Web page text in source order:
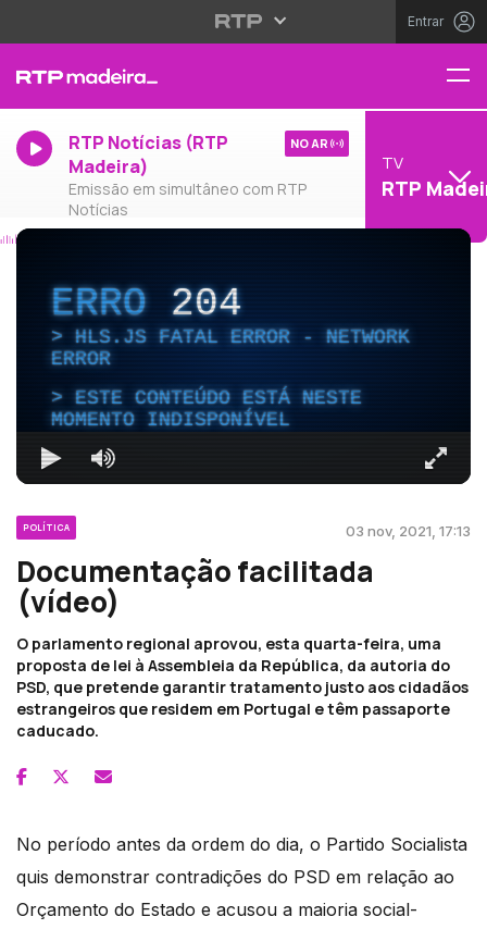
Entrar
RTP Notícias (RTP
Madeira)
Emissão em simultâneo com RTP
Notícias
NO AR
TV
RTP
ERRO204
HLS.JS FATAL ERROR - NETWORK
ERROR
ESTE CONTEÚDO ESTÁ NESTE
MOMENTO INDISPONÍVEL
POLÍTICA 03 nov, 2021, 17:13
Documentação facilitada
(vídeo)
O parlamento regional aprovou, esta quarta-feira, uma
proposta de lei à Assembleia da República, da autoria do
PSD, que pretende garantir tratamento justo aos cidadãos
estrangeiros que residem em Portugal e têm passaporte
caducado.
No período antes da ordem do dia, o Partido Socialista
quis demonstrar contradições do PSD em relação ao
Orçamento do Estado e acusou a maioria social-